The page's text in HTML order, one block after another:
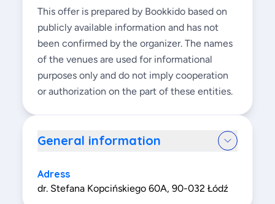
This offer is prepared by Bookkido based on
publicly available information and has not
been confirmed by the organizer. The names
of the venues are used for informational
purposes only and do not imply cooperation
or authorization on the part of these entities.
General information
Adress
dr. Stefana Kopcińskiego 60A, 90-032 Łódź